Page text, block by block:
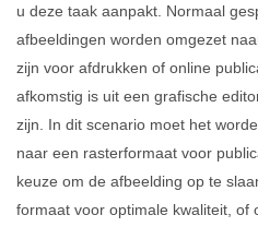
u deze taak aanpakt. Normaal
afbeeldingen worden omgezet
zijn voor afdrukken of online
afkomstig is uit een grafische
zijn. In dit scenario moet het
naar een rasterformaat voor
keuze om de afbeelding op te
formaat voor optimale kwaliteit, of